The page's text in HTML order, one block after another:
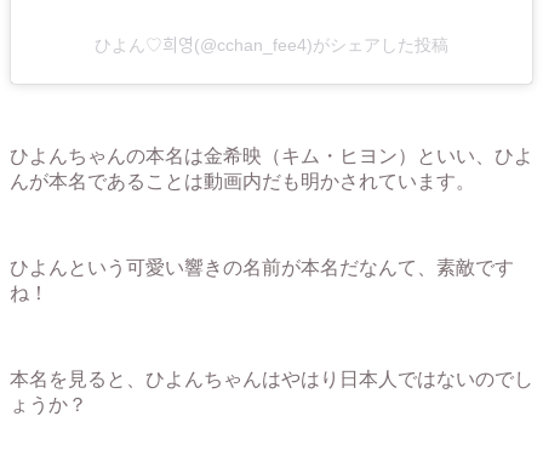
ひよん♡희영(@cchan_fee4)がシェアした投稿
ひよんちゃんの本名は金希映（キム・ヒヨン）といい、ひよ
んが本名であることは動画内だも明かされています。
ひよんという可愛い響きの名前が本名だなんて、素敵です
ね！
本名を見ると、ひよんちゃんはやはり日本人ではないのでし
ょうか？